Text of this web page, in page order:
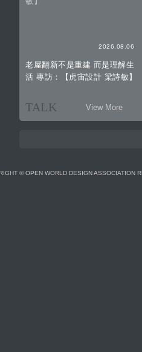
2026.08.06
老屋翻新不是重建 而是理解生
活 專訪：【虎宙設計 梁詩敏】
TALK View More
© OPEN WORLD DESIGN ASSOCIATION